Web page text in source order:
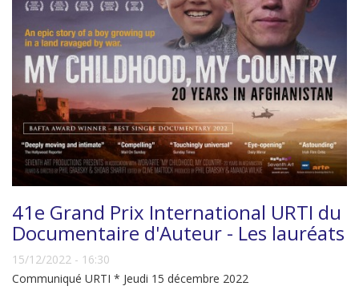
41e Grand Prix International URTI du
Documentaire d'Auteur - Les lauréats
15/12/2022 - 16:30
Communiqué URTI * Jeudi 15 décembre 2022